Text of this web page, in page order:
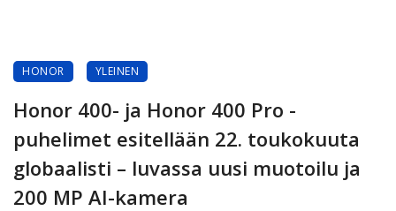
HONOR YLEINEN
Honor 400- ja Honor 400 Pro -
puhelimet esitellään 22. toukokuuta
globaalisti – luvassa uusi muotoilu ja
200 MP AI-kamera